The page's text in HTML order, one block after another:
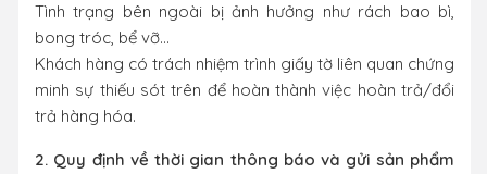
Tình trạng bên ngoài bị ảnh hưởng như rách bao bì,
bong tróc, bể vỡ…
Khách hàng có trách nhiệm trình giấy tờ liên quan chứng
minh sự thiếu sót trên để hoàn thành việc hoàn trả/đổi
trả hàng hóa.
2. Quy định về thời gian thông báo và gửi sản phẩm